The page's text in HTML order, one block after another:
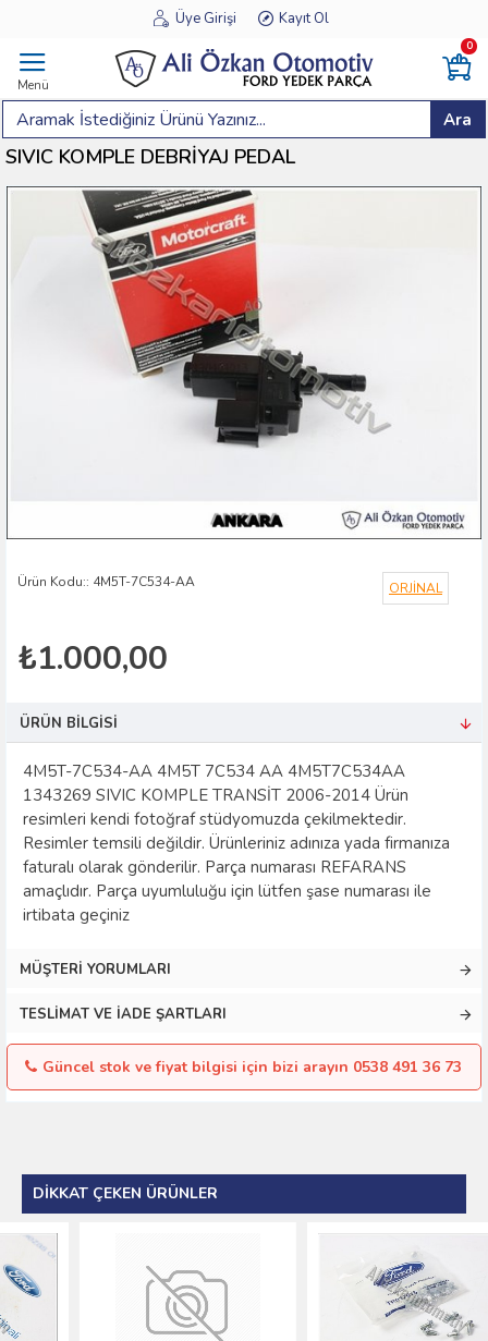
Üye Girişi Kayıt Ol
Menü
0
Ara
SIVIC KOMPLE DEBRİYAJ PEDAL
Ürün Kodu:: 4M5T-7C534-AA ORJİNAL
₺1.000,00
ÜRÜN BILGISI
4M5T-7C534-AA 4M5T 7C534 AA 4M5T7C534AA
1343269 SIVIC KOMPLE TRANSİT 2006-2014 Ürün
resimleri kendi fotoğraf stüdyomuzda çekilmektedir.
Resimler temsili değildir. Ürünleriniz adınıza yada firmanıza
faturalı olarak gönderilir. Parça numarası REFARANS
amaçlıdır. Parça uyumluluğu için lütfen şase numarası ile
irtibata geçiniz
MÜŞTERI YORUMLARI
TESLIMAT VE İADE ŞARTLARI
Güncel stok ve fiyat bilgisi için bizi arayın 0538 491 36 73
DIKKAT ÇEKEN ÜRÜNLER